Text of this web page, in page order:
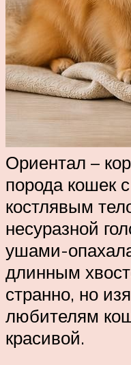
Ориентал –
порода кошек
костлявым
несуразной
ушами-
длинным
странно, но
любителям
красивой.